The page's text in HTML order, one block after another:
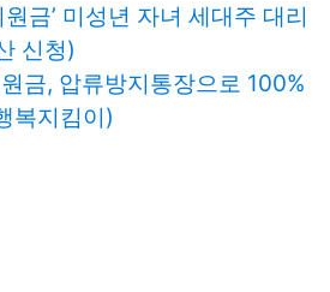
금’ 미성년 자녀 세대주 대리
신청)
금, 압류방지통장으로 100%
복지킴이)